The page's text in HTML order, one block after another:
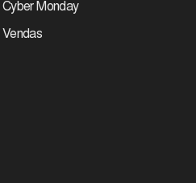
Cyber Monday
Vendas